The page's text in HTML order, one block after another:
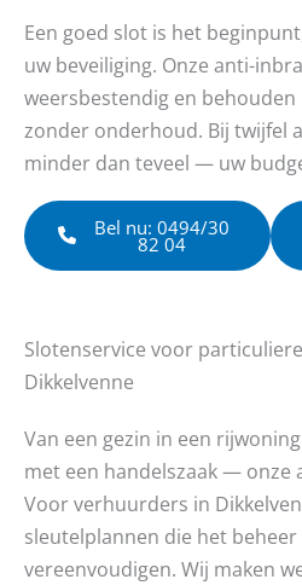
Een goed slot is het
uw beveiliging. Onze anti-
weersbestendig en
zonder onderhoud. Bij twijfel
minder dan teveel — uw
Bel nu: 0494/30
82 04
Slotenservice voor
Dikkelvenne
Van een gezin in een
met een handelszaak — onze
Voor verhuurders in
sleutelplannen die het
vereenvoudigen. Wij maken